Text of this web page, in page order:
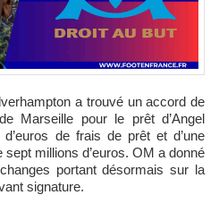
Marseille pour le prêt d’Angel
de frais de prêt et d’une
sept millions d’euros. OM a donné
portant désormais sur la
signature.